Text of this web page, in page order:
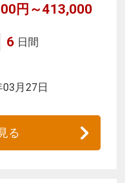
円～413,000
6 日間
月27日
る